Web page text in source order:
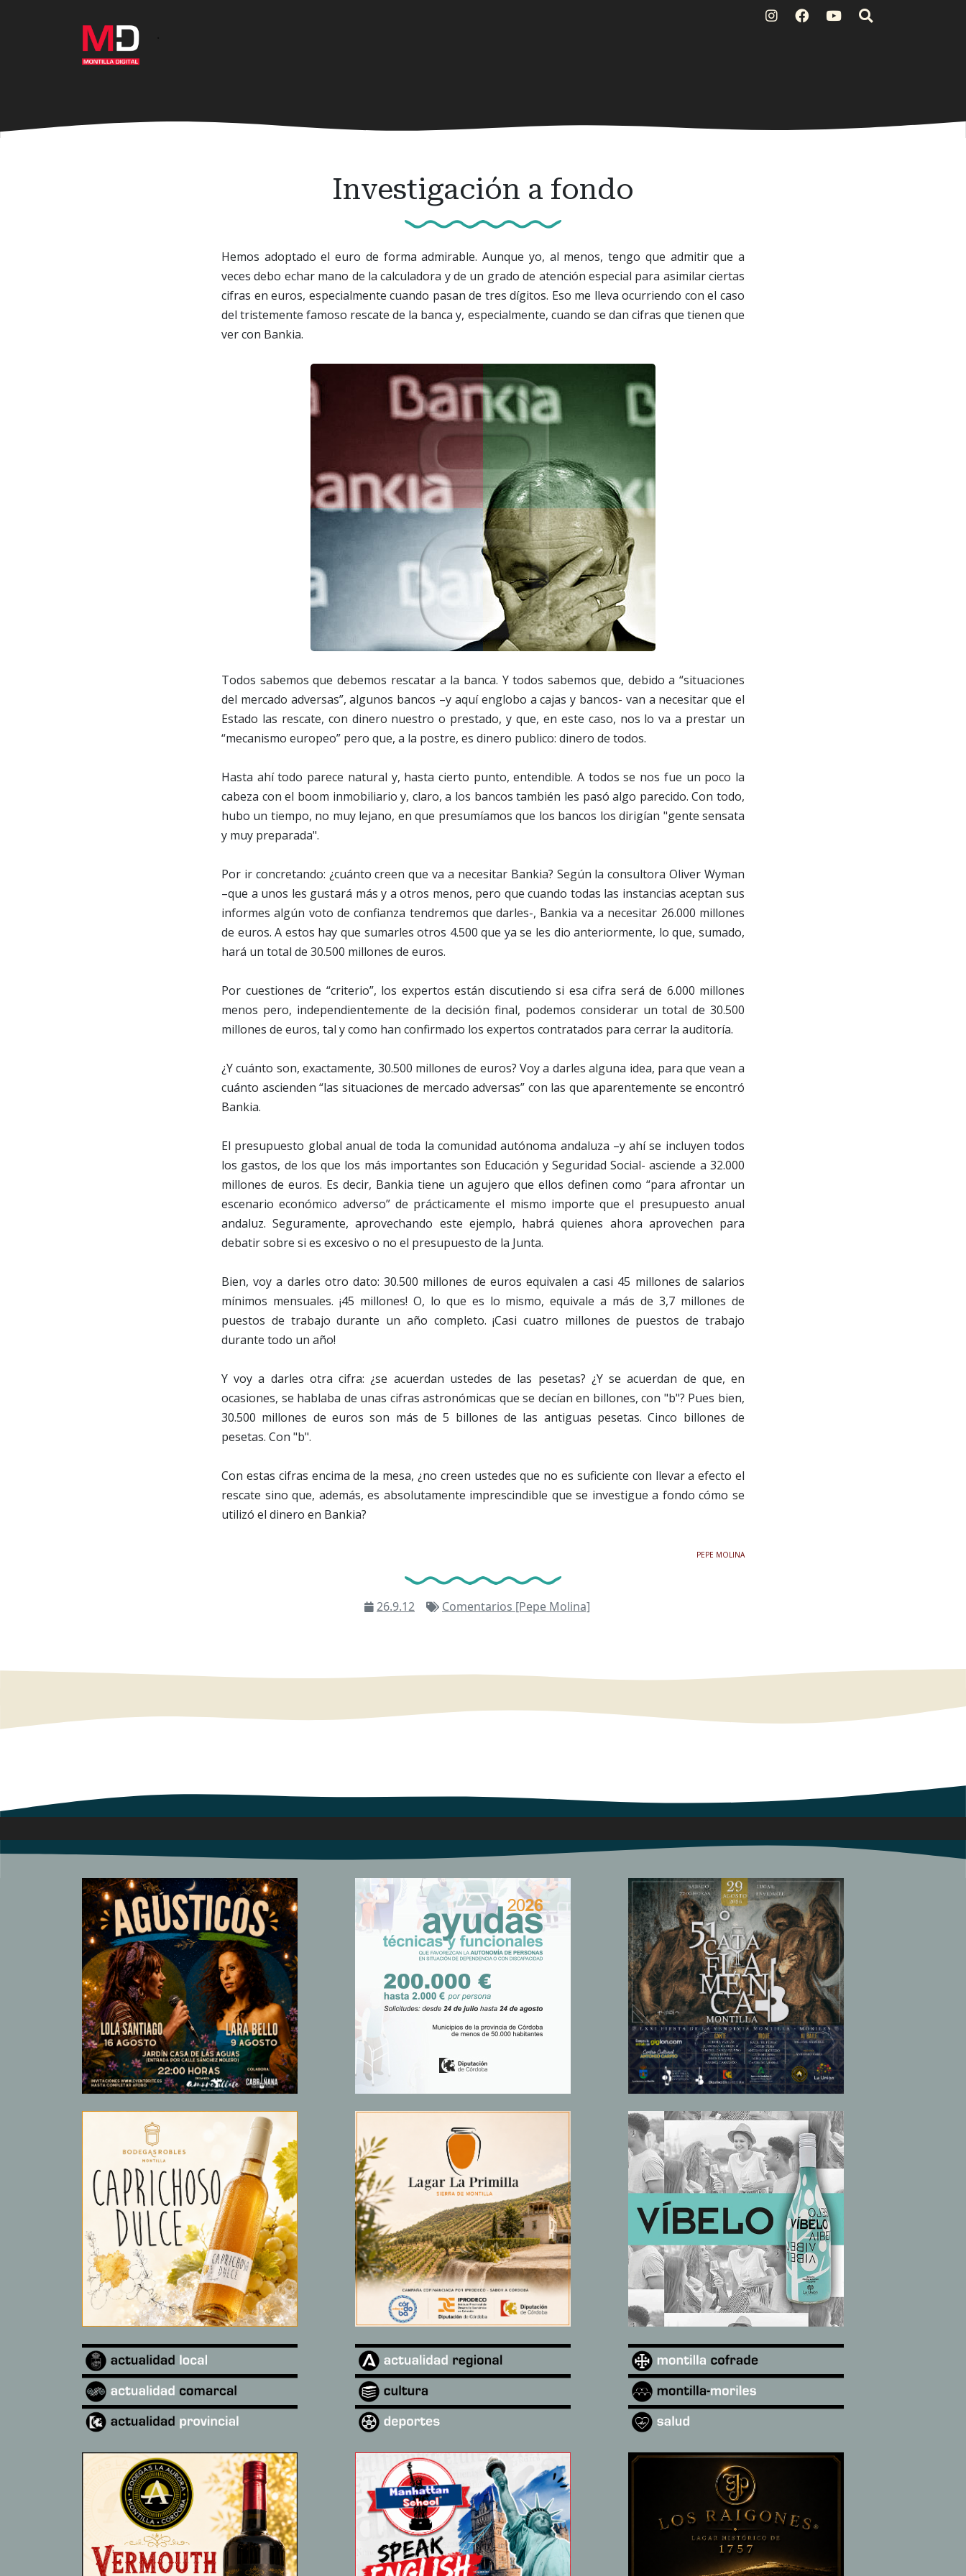
Investigación a fondo
Hemos adoptado el euro de forma admirable. Aunque yo, al menos, tengo que admitir que a
veces debo echar mano de la calculadora y de un grado de atención especial para asimilar ciertas
cifras en euros, especialmente cuando pasan de tres dígitos. Eso me lleva ocurriendo con el caso
del tristemente famoso rescate de la banca y, especialmente, cuando se dan cifras que tienen que
ver con Bankia.
Todos sabemos que debemos rescatar a la banca. Y todos sabemos que, debido a “situaciones
del mercado adversas”, algunos bancos –y aquí englobo a cajas y bancos- van a necesitar que el
Estado las rescate, con dinero nuestro o prestado, y que, en este caso, nos lo va a prestar un
“mecanismo europeo” pero que, a la postre, es dinero publico: dinero de todos.
Hasta ahí todo parece natural y, hasta cierto punto, entendible. A todos se nos fue un poco la
cabeza con el boom inmobiliario y, claro, a los bancos también les pasó algo parecido. Con todo,
hubo un tiempo, no muy lejano, en que presumíamos que los bancos los dirigían "gente sensata
y muy preparada".
Por ir concretando: ¿cuánto creen que va a necesitar Bankia? Según la consultora Oliver Wyman
–que a unos les gustará más y a otros menos, pero que cuando todas las instancias aceptan sus
informes algún voto de confianza tendremos que darles-, Bankia va a necesitar 26.000 millones
de euros. A estos hay que sumarles otros 4.500 que ya se les dio anteriormente, lo que, sumado,
hará un total de 30.500 millones de euros.
Por cuestiones de “criterio”, los expertos están discutiendo si esa cifra será de 6.000 millones
menos pero, independientemente de la decisión final, podemos considerar un total de 30.500
millones de euros, tal y como han confirmado los expertos contratados para cerrar la auditoría.
¿Y cuánto son, exactamente, 30.500 millones de euros? Voy a darles alguna idea, para que vean a
cuánto ascienden “las situaciones de mercado adversas” con las que aparentemente se encontró
Bankia.
El presupuesto global anual de toda la comunidad autónoma andaluza –y ahí se incluyen todos
los gastos, de los que los más importantes son Educación y Seguridad Social- asciende a 32.000
millones de euros. Es decir, Bankia tiene un agujero que ellos definen como “para afrontar un
escenario económico adverso” de prácticamente el mismo importe que el presupuesto anual
andaluz. Seguramente, aprovechando este ejemplo, habrá quienes ahora aprovechen para
debatir sobre si es excesivo o no el presupuesto de la Junta.
Bien, voy a darles otro dato: 30.500 millones de euros equivalen a casi 45 millones de salarios
mínimos mensuales. ¡45 millones! O, lo que es lo mismo, equivale a más de 3,7 millones de
puestos de trabajo durante un año completo. ¡Casi cuatro millones de puestos de trabajo
durante todo un año!
Y voy a darles otra cifra: ¿se acuerdan ustedes de las pesetas? ¿Y se acuerdan de que, en
ocasiones, se hablaba de unas cifras astronómicas que se decían en billones, con "b"? Pues bien,
30.500 millones de euros son más de 5 billones de las antiguas pesetas. Cinco billones de
pesetas. Con "b".
Con estas cifras encima de la mesa, ¿no creen ustedes que no es suficiente con llevar a efecto el
rescate sino que, además, es absolutamente imprescindible que se investigue a fondo cómo se
utilizó el dinero en Bankia?
PEPE MOLINA
26.9.12 Comentarios [Pepe Molina]